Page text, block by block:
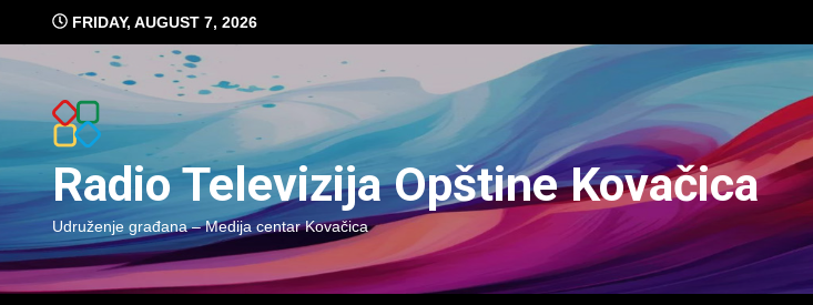
content
FRIDAY, AUGUST 7, 2026
Radio Televizija Opštine Kovačica
Udruženje građana – Medija centar Kovačica